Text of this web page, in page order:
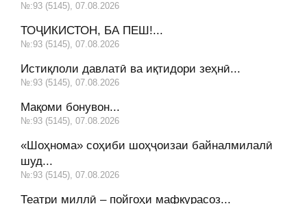
№:93 (5145), 07.08.2026
ТОҶИКИСТОН, БА ПЕШ!...
№:93 (5145), 07.08.2026
Истиқлоли давлатӣ ва иқтидори зеҳнӣ...
№:93 (5145), 07.08.2026
Мақоми бонувон...
№:93 (5145), 07.08.2026
«Шоҳнома» соҳиби шоҳҷоизаи байналмилалӣ
шуд...
№:93 (5145), 07.08.2026
Театри миллӣ – пойгоҳи мафкурасоз...